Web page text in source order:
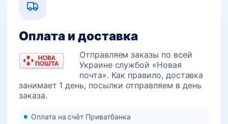
Оплата и доставка
Отправляем заказы по всей
Украине службой «Новая
почта». Как правило, доставка
занимает 1 день, посылки отправляем в день
заказа.
Оплата на счёт Приватбанка